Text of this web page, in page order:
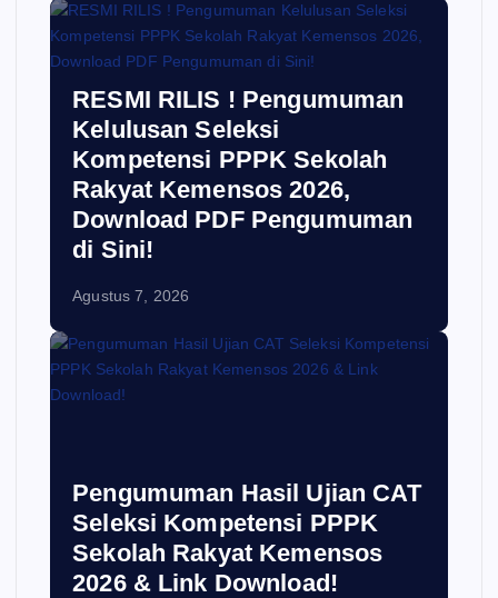
RESMI RILIS ! Pengumuman
Kelulusan Seleksi
Kompetensi PPPK Sekolah
Rakyat Kemensos 2026,
Download PDF Pengumuman
di Sini!
Agustus 7, 2026
Pengumuman Hasil Ujian CAT
Seleksi Kompetensi PPPK
Sekolah Rakyat Kemensos
2026 & Link Download!